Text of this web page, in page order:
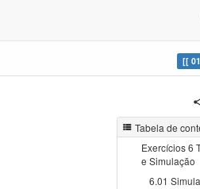
Tabela de
Exercícios 6
e Simulação
6.01